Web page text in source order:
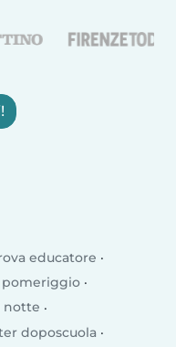
educatore
notte
doposcuola